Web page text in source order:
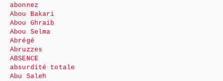
abonnez
Abou Bakari
Abou Ghraib
Abou Selma
Abrégé
Abruzzes
ABSENCE
absurdité totale
Abu Saleh